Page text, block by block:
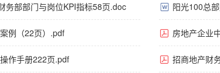
务部部门与岗位KPI指标58页.doc 阳光100总
例（22页）.pdf 房地产企业
作手册222页.pdf 招商地产财